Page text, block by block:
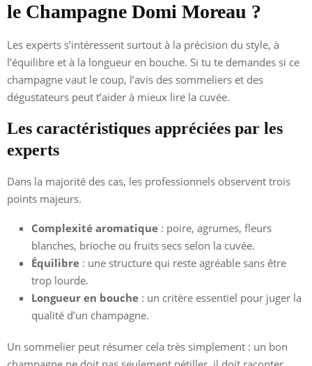
le Champagne Domi Moreau ?
Les experts s’intéressent surtout à la précision du style, à
l’équilibre et à la longueur en bouche. Si tu te demandes si ce
champagne vaut le coup, l’avis des sommeliers et des
dégustateurs peut t’aider à mieux lire la cuvée.
Les caractéristiques appréciées par les
experts
Dans la majorité des cas, les professionnels observent trois
points majeurs.
Complexité aromatique : poire, agrumes, fleurs
blanches, brioche ou fruits secs selon la cuvée.
Équilibre : une structure qui reste agréable sans être
trop lourde.
Longueur en bouche : un critère essentiel pour juger la
qualité d’un champagne.
Un sommelier peut résumer cela très simplement : un bon